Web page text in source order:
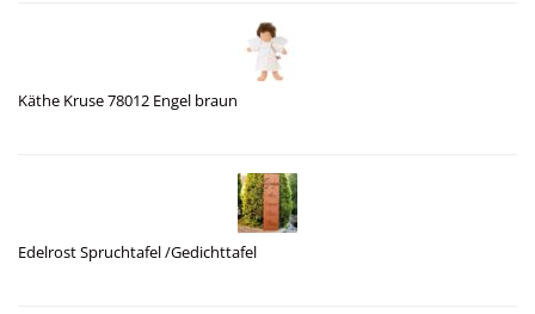
Käthe Kruse 78012 Engel braun
Edelrost Spruchtafel /Gedichttafel